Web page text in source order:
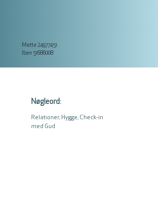
Nøgleord:
Relationer, Hygge, Check-in
med Gud
Mette24977451
Iben 51686008